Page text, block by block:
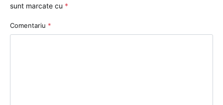
sunt marcate cu *
Comentariu *